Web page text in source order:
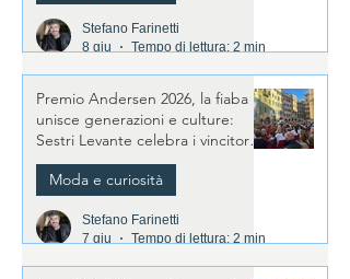
Stefano Farinetti
8 giu
Tempo di lettura: 2 min
Premio Andersen 2026, la fiaba
unisce generazioni e culture:
Sestri Levante celebra i vincitori
della 59ª edizione
Moda e curiosità
Stefano Farinetti
7 giu
Tempo di lettura: 2 min